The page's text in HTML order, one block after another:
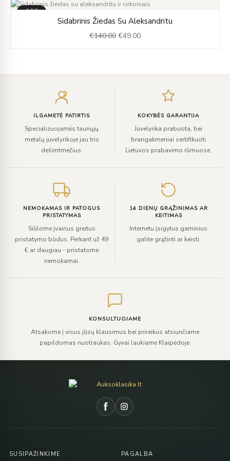
€619.00
-65%
Sidabrinis Žiedas Su Aleksandritu
€140.00
price
was:
€49.00
price
is:
ILGAMETĖ PATIRTIS
Specializuojamės tauriųjų
metalų juvelyrikoje jau tris
dešimtmečius.
KOKYBĖS GARANTIJA
Juvelyrika prabuota, bei
brangakmeniai sertifikuoti
Lietuvos prabavimo rūmuose.
NEMOKAMAS IR PATOGUS
PRISTATYMAS
Siūlome įvairius greitus
pristatymo būdus. Perkant už 49
€ ar daugiau - pristatome
nemokamai.
14 DIENŲ GRĄŽINIMAS AR
KEITIMAS
Internetu įsigytus gaminius
galite grąžinti ar keisti.
KONSULTUOJAME
Atsakome į visus jūsų klausimus bei prireikus atsiunčiame
papildomas nuotraukas. Gyvai laukiame Klaipėdoje.
SUSIPAŽINKIME PAGALBA